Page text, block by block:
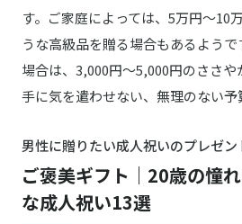
名入れ 木製 キーリング
JBL／ジェービーエル
WAVE BUDS 2
20代で得た知見
BON／ボン
写真集
す。ご家庭によっては、5万円〜10
うな高級品を贈る場合もあるよう
場合は、3,000円〜5,000円のささ
手に気を遣わせない、無理のない予
男性に贈りたい成人祝いのプレゼン
ご褒美ギフト｜20歳の憧
な成人祝い13選